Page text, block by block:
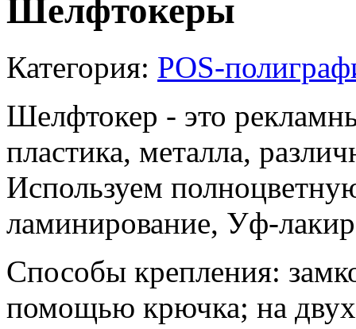
Шелфтокеры
Категория: POS-
Шелфтокер - это
пластика, металла,
Используем
ламинирование, Уф-
Способы крепления:
помощью крючка; на